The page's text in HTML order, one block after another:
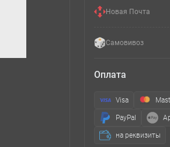
Новая Почта
Самовивоз
Оплата
Visa
PayPal
на реквизиты